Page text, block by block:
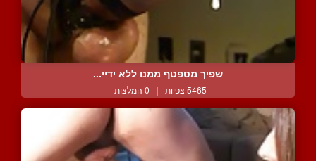
שפיך מטפטף ממנו ללא ידיי...
5465 צפיות | 0 המלצות